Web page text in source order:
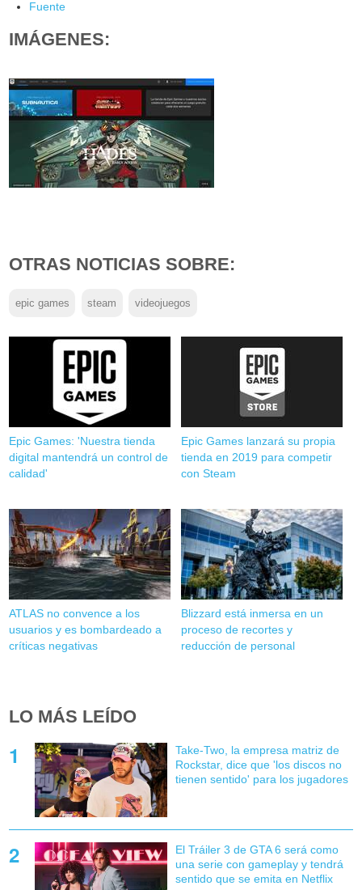
Fuente
IMÁGENES:
OTRAS NOTICIAS SOBRE:
epic games steam videojuegos
Epic Games: 'Nuestra tienda
digital mantendrá un control de
calidad'
Epic Games lanzará su propia
tienda en 2019 para competir
con Steam
ATLAS no convence a los
usuarios y es bombardeado a
críticas negativas
Blizzard está inmersa en un
proceso de recortes y
reducción de personal
LO MÁS LEÍDO
Take-Two, la empresa matriz de
Rockstar, dice que 'los discos no
tienen sentido' para los jugadores
El Tráiler 3 de GTA 6 será como
una serie con gameplay y tendrá
sentido que se emita en Netflix